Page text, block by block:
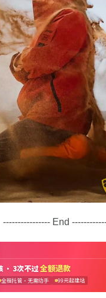
---------------- End